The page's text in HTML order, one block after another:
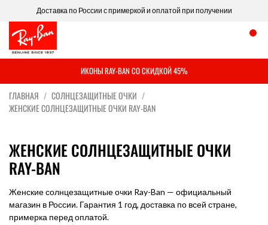
Доставка по России с примеркой и оплатой при получении
ИКОНЫ RAY-BAN СО СКИДКОЙ 45%
ГЛАВНАЯ
СОЛНЦЕЗАЩИТНЫЕ ОЧКИ
ЖЕНСКИЕ CОЛНЦЕЗАЩИТНЫЕ ОЧКИ RAY-BAN
ЖЕНСКИЕ CОЛНЦЕЗАЩИТНЫЕ ОЧКИ
RAY-BAN
Женские солнцезащитные очки Ray-Ban — официальный
магазин в России. Гарантия 1 год, доставка по всей стране,
примерка перед оплатой.